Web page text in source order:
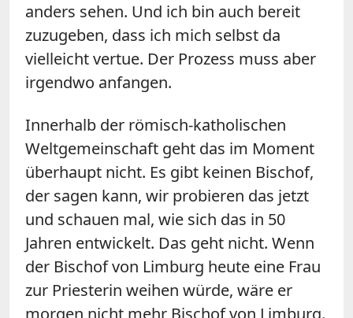
anders sehen. Und ich bin auch bereit
zuzugeben, dass ich mich selbst da
vielleicht vertue. Der Prozess muss aber
irgendwo anfangen.
Innerhalb der römisch-katholischen
Weltgemeinschaft geht das im Moment
überhaupt nicht. Es gibt keinen Bischof,
der sagen kann, wir probieren das jetzt
und schauen mal, wie sich das in 50
Jahren entwickelt. Das geht nicht. Wenn
der Bischof von Limburg heute eine Frau
zur Priesterin weihen würde, wäre er
morgen nicht mehr Bischof von Limburg.